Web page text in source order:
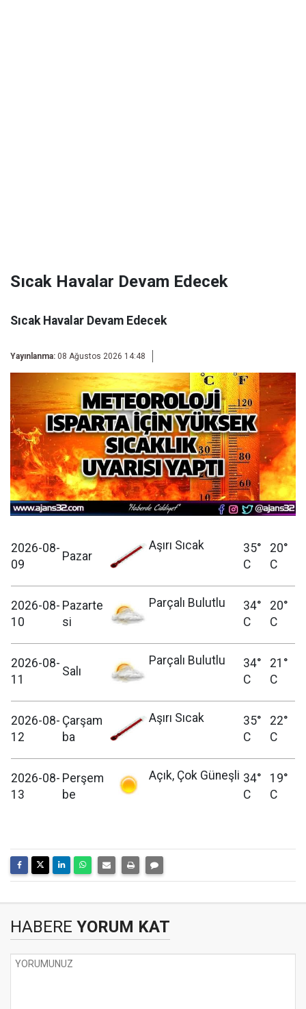
Sıcak Havalar Devam Edecek
Sıcak Havalar Devam Edecek
Yayınlanma: 08 Ağustos 2026 14:48
2026-08-
09
Pazar
Aşırı Sıcak
35°
C
20°
C
2026-08-
10
Pazarte
si
Parçalı Bulutlu
34°
C
20°
C
2026-08-
11
Salı
Parçalı Bulutlu
34°
C
21°
C
2026-08-
12
Çarşam
ba
Aşırı Sıcak
35°
C
22°
C
2026-08-
13
Perşem
be
Açık, Çok Güneşli 34°
C
19°
C
HABERE YORUM KAT